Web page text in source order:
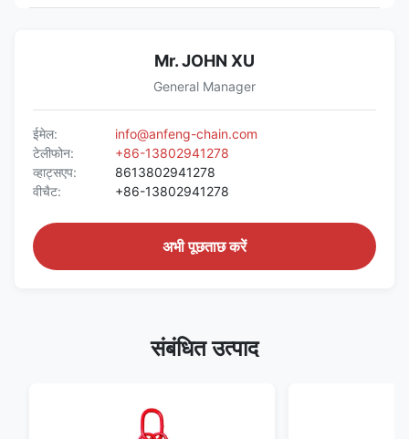
Mr. JOHN XU
General Manager
ईमेल:
info@anfeng-chain.com
टेलीफोन:
+86-13802941278
व्हाट्सएप:
8613802941278
वीचैट:
+86-13802941278
अभी पूछताछ करें
संबंधित उत्पाद